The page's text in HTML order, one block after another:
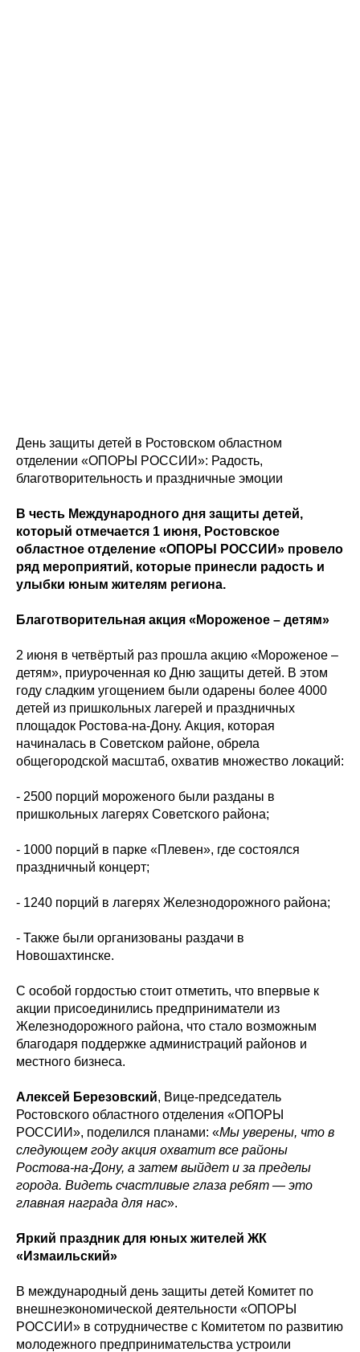
День защиты детей в Ростовском областном
отделении «ОПОРЫ РОССИИ»: Радость,
благотворительность и праздничные эмоции
В честь Международного дня защиты детей,
который отмечается 1 июня, Ростовское
областное отделение «ОПОРЫ РОССИИ» провело
ряд мероприятий, которые принесли радость и
улыбки юным жителям региона.
Благотворительная акция «Мороженое – детям»
2 июня в четвёртый раз прошла акцию «Мороженое –
детям», приуроченная ко Дню защиты детей. В этом
году сладким угощением были одарены более 4000
детей из пришкольных лагерей и праздничных
площадок Ростова-на-Дону. Акция, которая
начиналась в Советском районе, обрела
общегородской масштаб, охватив множество локаций:
- 2500 порций мороженого были разданы в
пришкольных лагерях Советского района;
- 1000 порций в парке «Плевен», где состоялся
праздничный концерт;
- 1240 порций в лагерях Железнодорожного района;
- Также были организованы раздачи в
Новошахтинске.
С особой гордостью стоит отметить, что впервые к
акции присоединились предприниматели из
Железнодорожного района, что стало возможным
благодаря поддержке администраций районов и
местного бизнеса.
Алексей Березовский, Вице-председатель
Ростовского областного отделения «ОПОРЫ
РОССИИ», поделился планами: «Мы уверены, что в
следующем году акция охватит все районы
Ростова-на-Дону, а затем выйдет и за пределы
города. Видеть счастливые глаза ребят — это
главная награда для нас».
Яркий праздник для юных жителей ЖК
«Измаильский»
В международный день защиты детей Комитет по
внешнеэкономической деятельности «ОПОРЫ
РОССИИ» в сотрудничестве с Комитетом по развитию
молодежного предпринимательства устроили